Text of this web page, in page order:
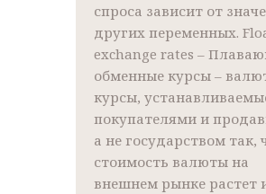
спроса зависит от
других переменных.
exchange rates –
обменные курсы –
курсы,
покупателями и
а не государством так,
стоимость валюты на
внешнем рынке растет